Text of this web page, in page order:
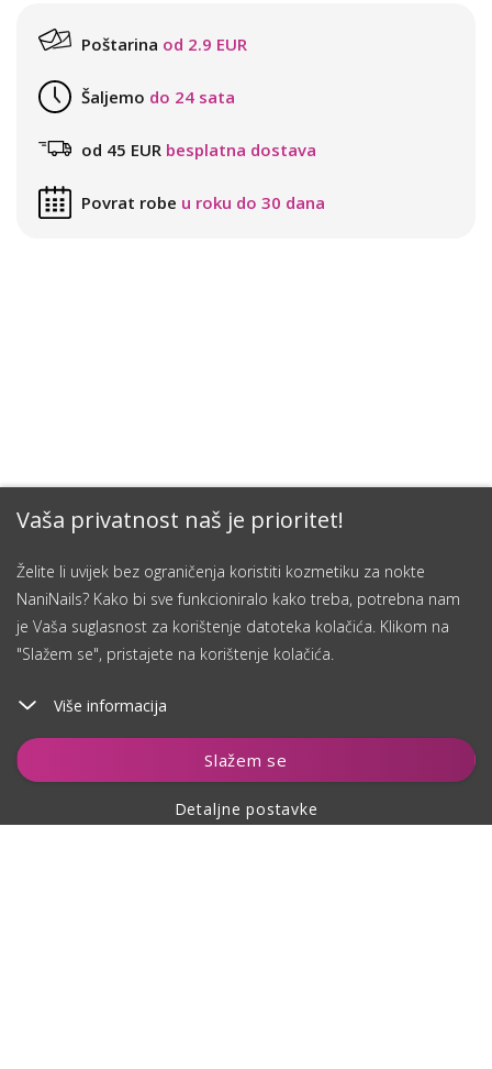
Vaša privatnost naš je prioritet!
Želite li uvijek bez ograničenja koristiti kozmetiku za nokte
NaniNails? Kako bi sve funkcioniralo kako treba, potrebna nam
je Vaša suglasnost za korištenje datoteka kolačića. Klikom na
"Slažem se", pristajete na korištenje kolačića.
Više informacija
Slažem se
Detaljne postavke
Dodaj u košaricu
Poštarina od 2.9 EUR
Šaljemo do 24 sata
od 45 EUR besplatna dostava
Povrat robe u roku do 30 dana